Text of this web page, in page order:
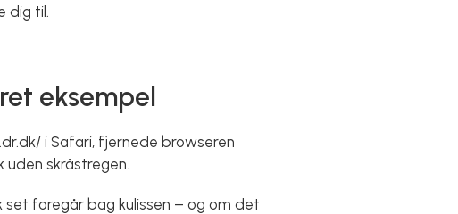
dig til.
eksempel
i Safari, fjernede browseren
skråstregen.
set foregår bag kulissen – og om det